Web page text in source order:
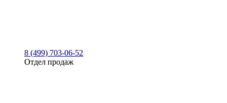
8 (499) 703-06-52
Отдел продаж